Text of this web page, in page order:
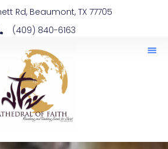
Rd, Beaumont, TX 77705
(409) 840-6163